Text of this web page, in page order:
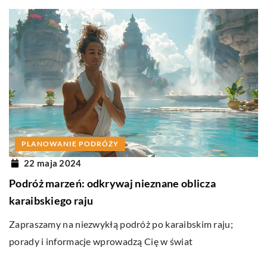
PLANOWANIE PODRÓŻY
22 maja 2024
Podróż marzeń: odkrywaj nieznane oblicza
karaibskiego raju
Zapraszamy na niezwykłą podróż po karaibskim raju;
porady i informacje wprowadzą Cię w świat